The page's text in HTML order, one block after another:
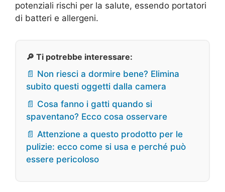
potenziali rischi per la salute, essendo portatori
di batteri e allergeni.
🔎 Ti potrebbe interessare:
📄 Non riesci a dormire bene? Elimina
subito questi oggetti dalla camera
📄 Cosa fanno i gatti quando si
spaventano? Ecco cosa osservare
📄 Attenzione a questo prodotto per le
pulizie: ecco come si usa e perché può
essere pericoloso